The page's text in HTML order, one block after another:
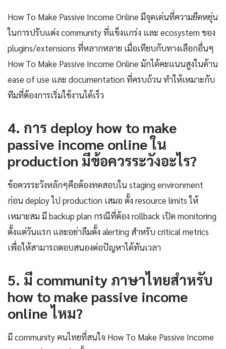
How To Make Passive Income Online มีจุดเด่นที่ความยืดหยุ่น
ในการปรับแต่ง community ที่แข็งแกร่ง และ ecosystem ของ
plugins/extensions ที่หลากหลาย เมื่อเทียบกับทางเลือกอื่นๆ
How To Make Passive Income Online มักได้คะแนนสูงในด้าน
ease of use และ documentation ที่ครบถ้วน ทำให้เหมาะกับ
ทีมที่ต้องการเริ่มใช้งานได้เร็ว
4. การ deploy how to make
passive income online ใน
production มีข้อควรระวังอะไร?
ข้อควรระวังหลักๆคือต้องทดสอบใน staging environment
ก่อน deploy ไป production เสมอ ตั้ง resource limits ให้
เหมาะสม มี backup plan กรณีที่ต้อง rollback เปิด monitoring
ตั้งแต่วันแรก และอย่าลืมตั้ง alerting สำหรับ critical metrics
เพื่อให้สามารถตอบสนองต่อปัญหาได้ทันเวลา
5. มี community ภาษาไทยสำหรับ
how to make passive income
online ไหม?
มี community คนไทยที่สนใจ How To Make Passive Income